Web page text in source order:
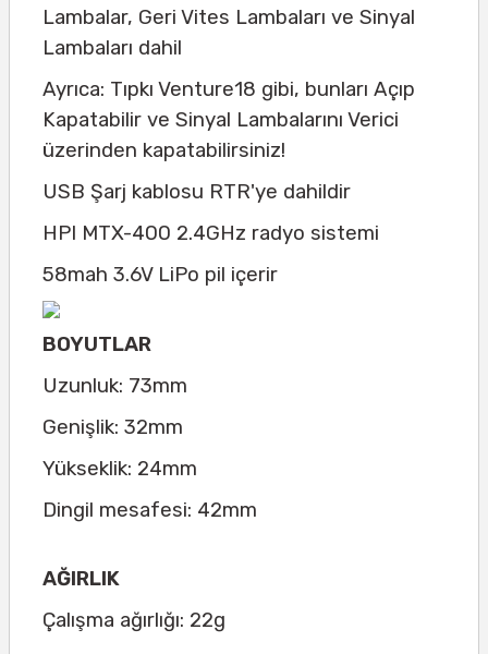
Lambalar, Geri Vites Lambaları ve Sinyal
Lambaları dahil
Ayrıca: Tıpkı Venture18 gibi, bunları Açıp
Kapatabilir ve Sinyal Lambalarını Verici
üzerinden kapatabilirsiniz!
USB Şarj kablosu RTR'ye dahildir
HPI MTX-400 2.4GHz radyo sistemi
58mah 3.6V LiPo pil içerir
BOYUTLAR
Uzunluk: 73mm
Genişlik: 32mm
Yükseklik: 24mm
Dingil mesafesi: 42mm
AĞIRLIK
Çalışma ağırlığı: 22g